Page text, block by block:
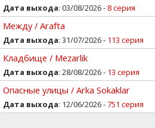
Дата выхода: 03/08/2026 - 8 серия
Между / Arafta
Дата выхода: 31/07/2026 - 113 серия
Кладбище / Mezarlik
Дата выхода: 28/08/2026 - 13 серия
Опасные улицы / Arka Sokaklar
Дата выхода: 12/06/2026 -751 серия